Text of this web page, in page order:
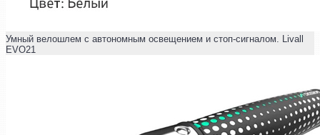
Умный велошлем с автономным освещением и стоп-сигналом. Livall
EVO21